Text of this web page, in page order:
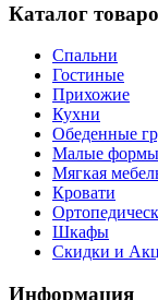
Каталог
Спальни
Гостиные
Прихожие
Кухни
Обеденные
Малые формы
Мягкая
Кровати
Шкафы
Скидки и
Информация